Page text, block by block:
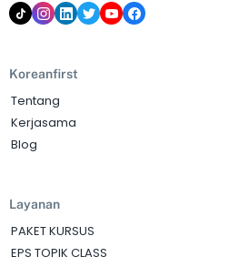
Koreanfirst
Tentang
Kerjasama
Blog
Layanan
PAKET KURSUS
EPS TOPIK CLASS